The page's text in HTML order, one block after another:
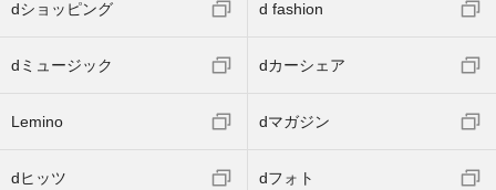
dショッピング d fashion
dミュージック dカーシェア
Lemino dマガジン
dヒッツ dフォト